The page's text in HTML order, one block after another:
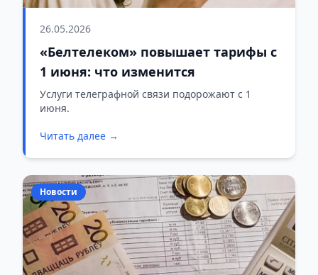
26.05.2026
«Белтелеком» повышает тарифы с
1 июня: что изменится
Услуги телеграфной связи подорожают с 1
июня.
Читать далее →
Новости